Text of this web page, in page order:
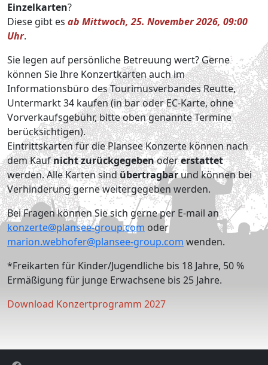
Einzelkarten?
Diese gibt es ab Mittwoch, 25. November 2026, 09:00
Uhr.
Sie legen auf persönliche Betreuung wert? Gerne
können Sie Ihre Konzertkarten auch im
Informationsbüro des Tourimusverbandes Reutte,
Untermarkt 34 kaufen (in bar oder EC-Karte, ohne
Vorverkaufsgebühr, bitte oben genannte Termine
berücksichtigen).
Eintrittskarten für die Plansee Konzerte können nach
dem Kaufnicht zurückgegebenodererstattet
werden. Alle Karten sindübertragbarund können bei
Verhinderung gerne weitergegeben werden.
Bei Fragen können Sie sich gerne per E-mail an
konzerte@plansee-group.com oder
marion.webhofer@plansee-group.com wenden.
*Freikarten für Kinder/Jugendliche bis 18 Jahre, 50 %
Ermäßigung für junge Erwachsene bis 25 Jahre.
Download Konzertprogramm 2027